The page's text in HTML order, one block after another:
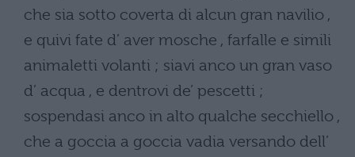
che sia sotto coverta di alcun gran navilio ,
e quivi fate d’ aver mosche , farfalle e simili
animaletti volanti ; siavi anco un gran vaso
d’ acqua , e dentrovi de’ pescetti ;
sospendasi anco in alto qualche secchiello ,
che a goccia a goccia vadia versando dell’